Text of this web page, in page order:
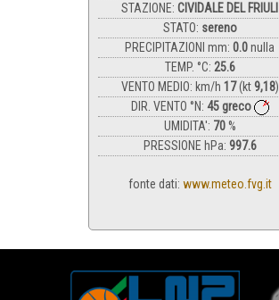
STAZIONE: CIVIDALE DEL FRIULI
STATO: sereno
PRECIPITAZIONI mm: 0.0nulla
TEMP. °C: 25.6
VENTO MEDIO: km/h 17(kt9,18)
DIR. VENTO °N: 45 greco
UMIDITA': 70%
PRESSIONE hPa: 997.6
fonte dati: www.meteo.fvg.it